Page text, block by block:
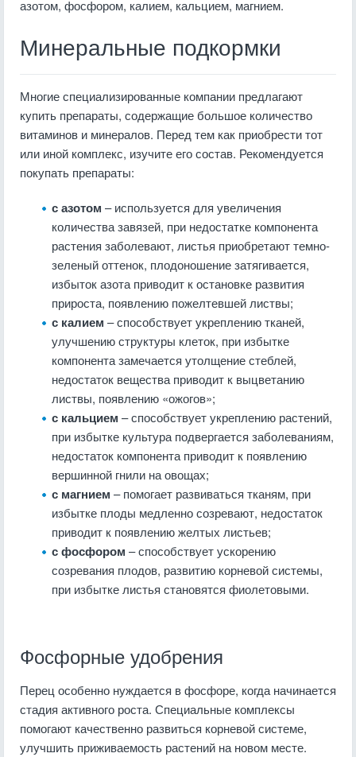
азотом, фосфором, калием, кальцием, магнием.
Минеральные подкормки
Многие специализированные компании предлагают
купить препараты, содержащие большое количество
витаминов и минералов. Перед тем как приобрести тот
или иной комплекс, изучите его состав. Рекомендуется
покупать препараты:
с азотом – используется для увеличения
количества завязей, при недостатке компонента
растения заболевают, листья приобретают темно-
зеленый оттенок, плодоношение затягивается,
избыток азота приводит к остановке развития
прироста, появлению пожелтевшей листвы;
с калием – способствует укреплению тканей,
улучшению структуры клеток, при избытке
компонента замечается утолщение стеблей,
недостаток вещества приводит к выцветанию
листвы, появлению «ожогов»;
с кальцием – способствует укреплению растений,
при избытке культура подвергается заболеваниям,
недостаток компонента приводит к появлению
вершинной гнили на овощах;
с магнием – помогает развиваться тканям, при
избытке плоды медленно созревают, недостаток
приводит к появлению желтых листьев;
с фосфором – способствует ускорению
созревания плодов, развитию корневой системы,
при избытке листья становятся фиолетовыми.
Фосфорные удобрения
Перец особенно нуждается в фосфоре, когда начинается
стадия активного роста. Специальные комплексы
помогают качественно развиться корневой системе,
улучшить приживаемость растений на новом месте.